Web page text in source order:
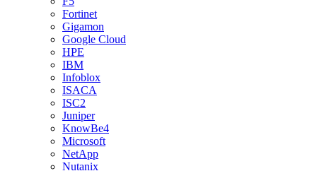
Fortinet
Gigamon
Google Cloud
HPE
IBM
Infoblox
ISACA
ISC2
Juniper
KnowBe4
Microsoft
NetApp
Nutanix